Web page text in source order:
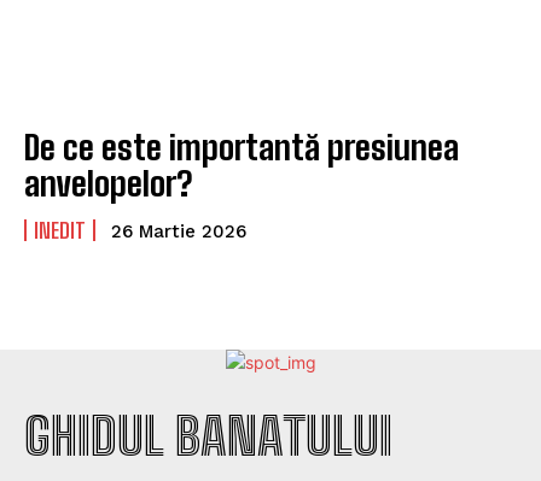
De ce este importantă presiunea
anvelopelor?
INEDIT 26 Martie 2026
GHIDUL BANATULUI